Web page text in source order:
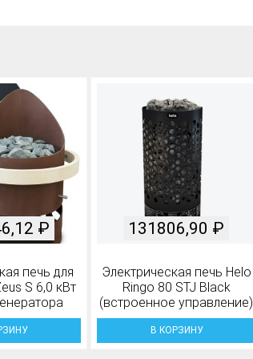
печь для
S 6,0 кВт
₽
Электрическая печь Helo
Ringo 80 STJ Black
(встроенное управление)
131806,90 ₽
В КОРЗИНУ